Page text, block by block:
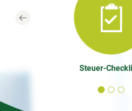
Steuer-
Previous